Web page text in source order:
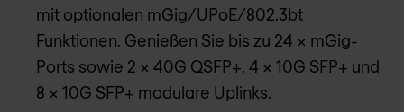
mit optionalen mGig/UPoE/802.3bt
Funktionen. Genießen Sie bis zu 24 x mGig-
Ports sowie 2 x 40G QSFP+, 4 x 10G SFP+ und
8 × 10G SFP+ modulare Uplinks.